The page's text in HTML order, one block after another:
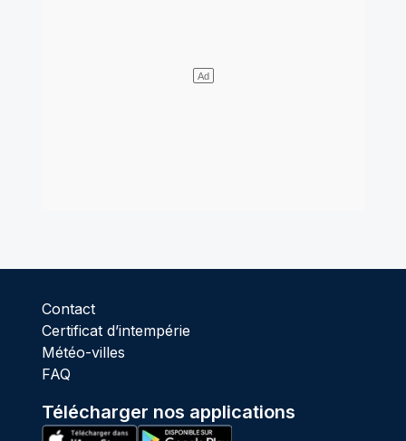
Contact
Certificat d’intempérie
Météo-villes
FAQ
Télécharger nos applications